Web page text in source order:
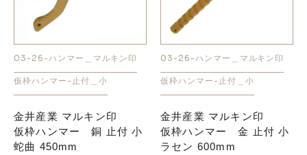
03-26-ハンマー＿マルキン印
仮枠ハンマー-止付＿小
金井産業 マルキン印
仮枠ハンマー 銅 止付 小
蛇曲 450mm
03-26-ハンマー＿マルキン印
仮枠ハンマー-止付＿小
金井産業 マルキン印
仮枠ハンマー 金 止付 小
ラセン 600mm